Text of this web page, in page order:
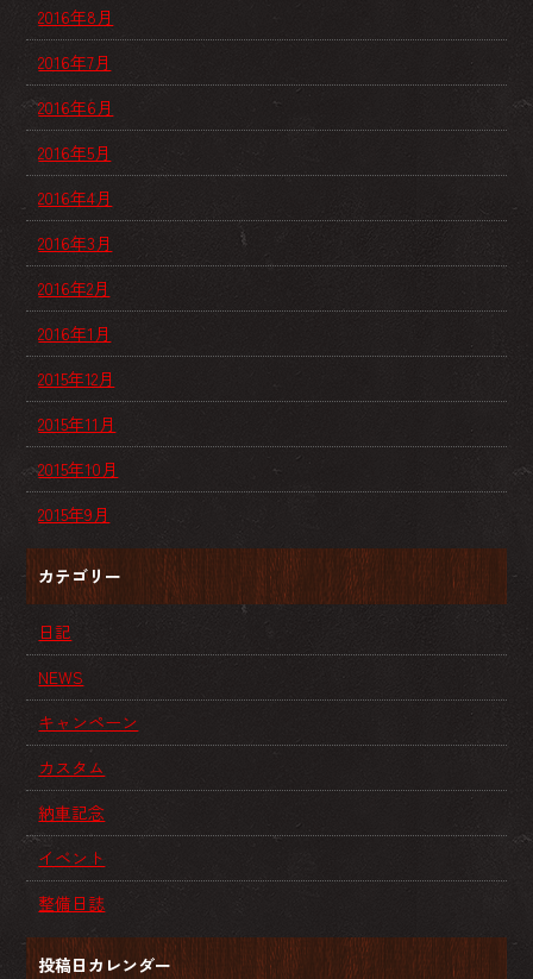
2016年8月
2016年7月
2016年6月
2016年5月
2016年4月
2016年3月
2016年2月
2016年1月
2015年12月
2015年11月
2015年10月
2015年9月
カテゴリー
日記
NEWS
キャンペーン
カスタム
納車記念
イベント
整備日誌
投稿日カレンダー